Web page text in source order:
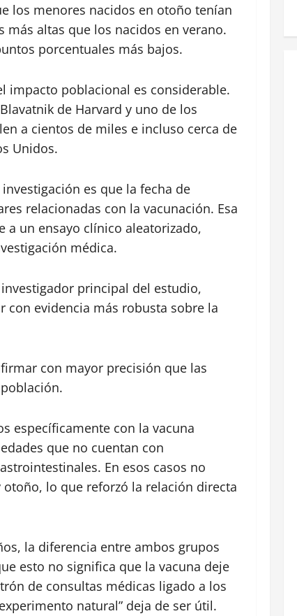
los menores nacidos en otoño tenían
más altas que los nacidos en verano.
porcentuales más bajos.
impacto poblacional es considerable.
de Harvard y uno de los
a cientos de miles e incluso cerca de
Unidos.
es que la fecha de
relacionadas con la vacunación. Esa
un ensayo clínico aleatorizado,
médica.
principal del estudio,
con evidencia más robusta sobre la
con mayor precisión que las
específicamente con la vacuna
que no cuentan con
En esos casos no
lo que reforzó la relación directa
la diferencia entre ambos grupos
esto no significa que la vacuna deje
de consultas médicas ligado a los
natural” deja de ser útil.